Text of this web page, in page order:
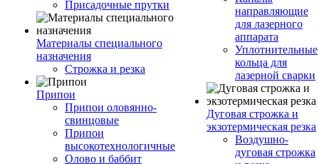
Присадочные прутки
Материалы специального
назначения
Строжка и резка
Припои
Припои оловянно-
свинцовые
Припои
высокотехнологичные
Олово и баббит
направляющие
для лазерного
аппарата
Уплотнительные
кольца для
лазерной сварки
Дуговая строжка и
экзотермическая резка
Воздушно-
дуговая строжка